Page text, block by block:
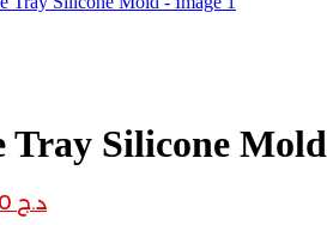
Tray Silicone Mold
د.جCurrent